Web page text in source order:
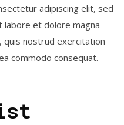
adipiscing elit, sed
labore et dolore magna
quis nostrud exercitation
commodo consequat.